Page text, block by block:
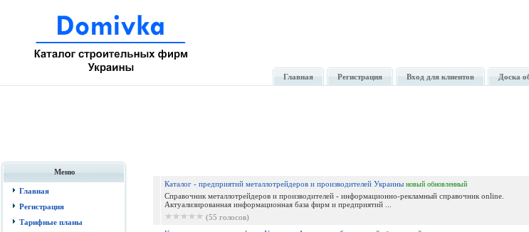
Главная Регистрация Вход для клиентов Доска
Меню
Главная
Регистрация
Тарифные планы
Каталог - предприятий металлотрейдеров и производителей Украины новый обновленный
Справочник металлотрейдеров и производителей - информационно-рекламный справочник online.
Актуализированная информационная база фирм и предприятий ...
(55 голосов)